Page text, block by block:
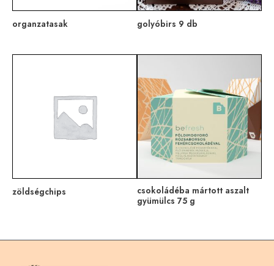
organzatasak golyóbirs 9 db
zöldségchips
csokoládéba mártott aszalt
gyümülcs 75 g